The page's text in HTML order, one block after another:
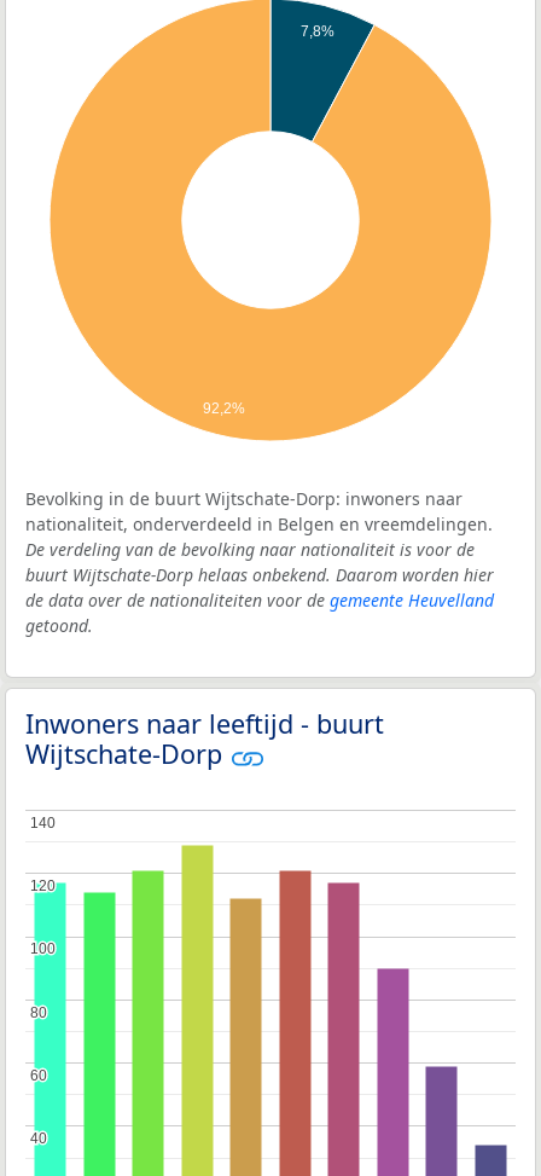
7,8%
92,2%
Bevolking in de buurt Wijtschate-Dorp: inwoners naar
nationaliteit, onderverdeeld in Belgen en vreemdelingen.
De verdeling van de bevolking naar nationaliteit is voor de
buurt Wijtschate-Dorp helaas onbekend. Daarom worden hier
de data over de nationaliteiten voor de gemeente Heuvelland
getoond.
Inwoners naar leeftijd - buurt
Wijtschate-Dorp
40
40
60
60
80
80
100
100
120
120
140
140